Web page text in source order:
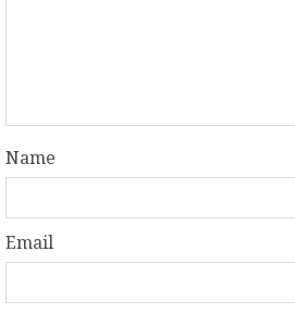
Name
Email